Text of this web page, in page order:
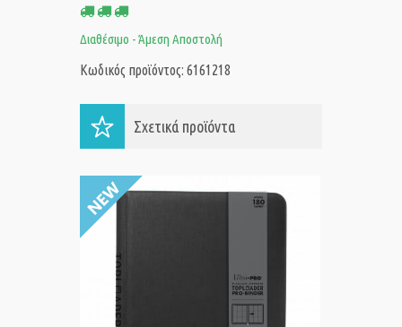
Διαθέσιμο - Άμεση Αποστολή
Κωδικός προϊόντος: 6161218
Σχετικά προϊόντα